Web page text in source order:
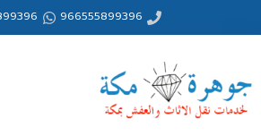
966555899396